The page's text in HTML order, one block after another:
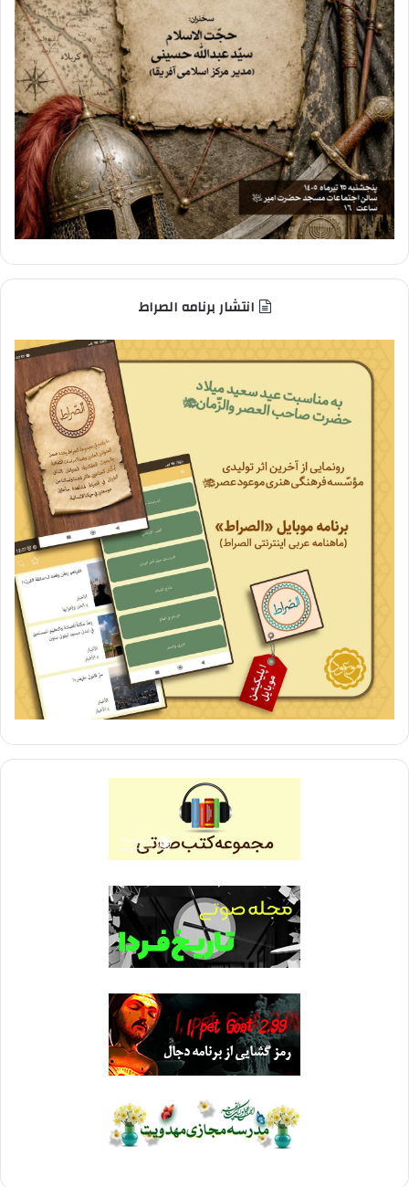
انتشار برنامه الصراط